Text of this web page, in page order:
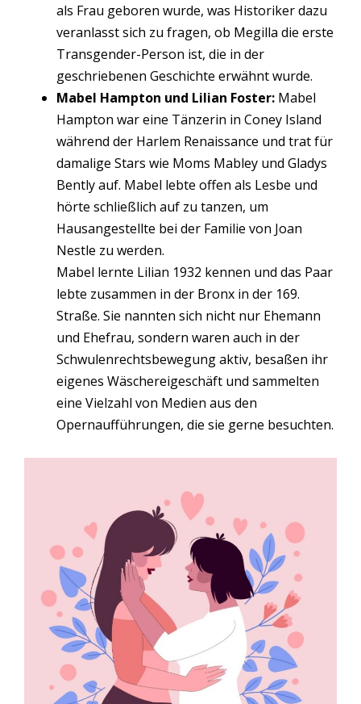
als Frau geboren wurde, was Historiker dazu
veranlasst sich zu fragen, ob Megilla die erste
Transgender-Person ist, die in der
geschriebenen Geschichte erwähnt wurde.
Mabel Hampton und Lilian Foster: Mabel
Hampton war eine Tänzerin in Coney Island
während der Harlem Renaissance und trat für
damalige Stars wie Moms Mabley und Gladys
Bently auf. Mabel lebte offen als Lesbe und
hörte schließlich auf zu tanzen, um
Hausangestellte bei der Familie von Joan
Nestle zu werden.
Mabel lernte Lilian 1932 kennen und das Paar
lebte zusammen in der Bronx in der 169.
Straße. Sie nannten sich nicht nur Ehemann
und Ehefrau, sondern waren auch in der
Schwulenrechtsbewegung aktiv, besaßen ihr
eigenes Wäschereigeschäft und sammelten
eine Vielzahl von Medien aus den
Opernaufführungen, die sie gerne besuchten.